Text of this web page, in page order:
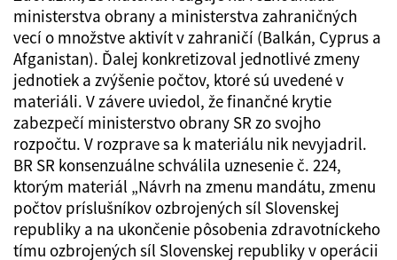
ministerstva obrany a ministerstva zahraničných
vecí o množstve aktivít v zahraničí (Balkán, Cyprus a
Afganistan). Ďalej konkretizoval jednotlivé zmeny
jednotiek a zvýšenie počtov, ktoré sú uvedené v
materiáli. V závere uviedol, že finančné krytie
zabezpečí ministerstvo obrany SR zo svojho
rozpočtu. V rozprave sa k materiálu nik nevyjadril.
BR SR konsenzuálne schválila uznesenie č. 224,
ktorým materiál „Návrh na zmenu mandátu, zmenu
počtov príslušníkov ozbrojených síl Slovenskej
republiky a na ukončenie pôsobenia zdravotníckeho
tímu ozbrojených síl Slovenskej republiky v operácii